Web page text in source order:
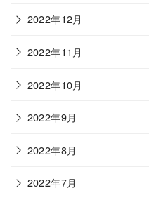
2022年12月
2022年11月
2022年10月
2022年9月
2022年8月
2022年7月